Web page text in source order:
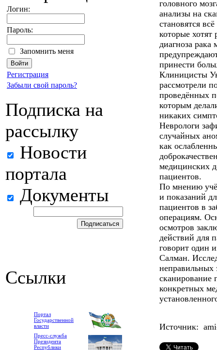
Логин:
Пароль:
Запомнить меня
Регистрация
Забыли свой пароль?
Подписка на
рассылку
Новости
портала
Документы
Ссылки
Портал
Государственной
власти
Пресс-служба
Президента
Республики
головного
анализы на
становятся
которые хотят
диагноза рака
принести
Клиницисты
рассмотрели
проведённых
которым
никаких
Неврологи
случайных
как
медицинских
пациентов.
По мнению
и показаний
пациентов в
операциям.
осмотров
действий для
говорит один
Салман.
неправильных
сканирование
конкретных
Источник: